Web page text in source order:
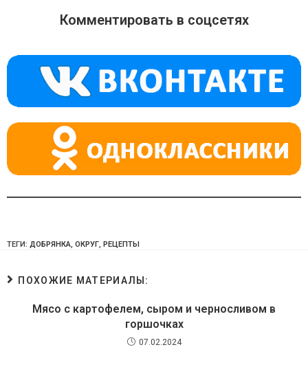
o
a
ss
ni
ki
gr
m
s
p
p
Комментировать в соцсетях
ТЕГИ: ДОБРЯНКА ОКРУГ РЕЦЕПТЫ
ПОХОЖИЕ МАТЕРИАЛЫ:
Мясо с картофелем, сыром и черносливом в
горшочках
07.02.2024